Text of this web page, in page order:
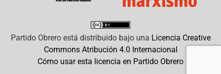
Partido Obreroestá distribuido bajo una Licencia Creative
Commons Atribución 4.0 Internacional
Cómo usar esta licencia en Partido Obrero